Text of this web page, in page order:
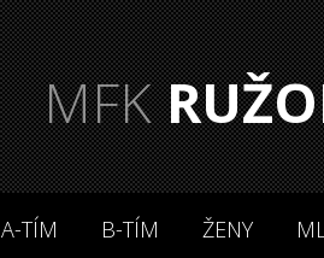
MFK
A-TÍM B-TÍM ŽENY